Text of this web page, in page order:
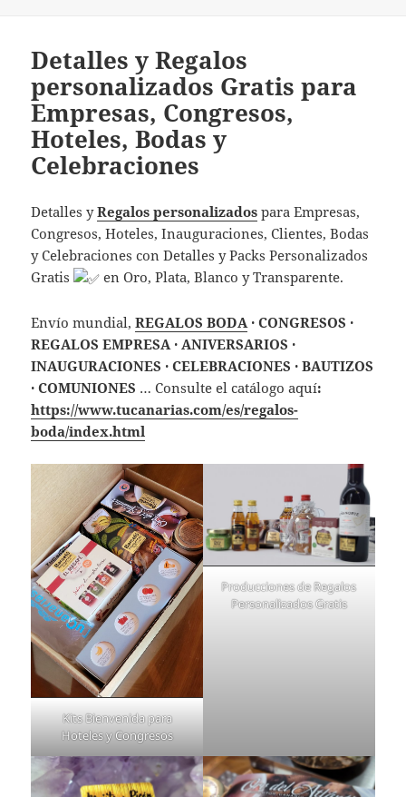
Detalles y Regalos
personalizados Gratis para
Empresas, Congresos,
Hoteles, Bodas y
Celebraciones
Detalles yRegalos personalizados para Empresas,
Congresos, Hoteles, Inauguraciones, Clientes, Bodas
y Celebraciones con Detalles y Packs Personalizados
Gratis
en Oro, Plata, Blanco y Transparente.
Envío mundial,REGALOS BODA · CONGRESOS ·
REGALOS EMPRESA · ANIVERSARIOS ·
INAUGURACIONES · CELEBRACIONES · BAUTIZOS
· COMUNIONES … Consulte el catálogo aquí:
https://www.tucanarias.com/es/regalos-
boda/index.html
Kits Bienvenida para
Hoteles y Congresos
Producciones de Regalos
Personalizados Gratis